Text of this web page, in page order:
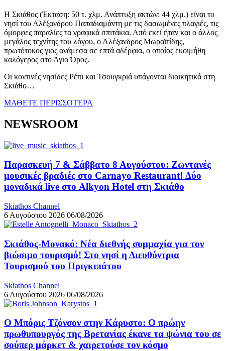
Η Σκιάθος (Έκταση: 50 τ. χλμ. Ανάπτυξη ακτών: 44 χλμ.) είναι το
νησί του Αλέξανδρου Παπαδιαμάντη με τις δασωμένες πλαγιές, τις
όμορφες παραλίες τα γραφικά σπιτάκια. Από εκεί ήταν και ο άλλος
μεγάλος τεχνίτης του λόγου, ο Αλέξανδρος Μωραϊτίδης,
πρωτότοκος γιος ανάμεσα σε επτά αδέρφια, ο οποίος εκοιμήθη
καλόγερος στο Άγιο Όρος.
Οι κοντινές νησίδες Ρέπι και Τσουγκριά υπάγονται διοικητικά στη
Σκιάθο…
ΜΑΘΕΤΕ ΠΕΡΙΣΣΟΤΕΡΑ
NEWSROOM
Παρασκευή 7 & Σάββατο 8 Αυγούστου: Ζωντανές
μουσικές βραδιές στο Carnayo Restaurant! Δύο
μοναδικά live στο Alkyon Hotel στη Σκιάθο
Skiathos Channel
6 Αυγούστου 2026 06/08/2026
Σκιάθος-Μονακό: Νέα διεθνής συμμαχία για τον
βιώσιμο τουρισμό! Στο νησί η Διευθύντρια
Τουρισμού του Πριγκιπάτου
Skiathos Channel
6 Αυγούστου 2026 06/08/2026
Ο Μπόρις Τζόνσον στην Κάρυστο: Ο πρώην
πρωθυπουργός της Βρετανίας έκανε τα ψώνια του σε
σούπερ μάρκετ & χαιρετούσε τον κόσμο